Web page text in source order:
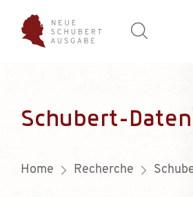
Schubert-
Home Recherche